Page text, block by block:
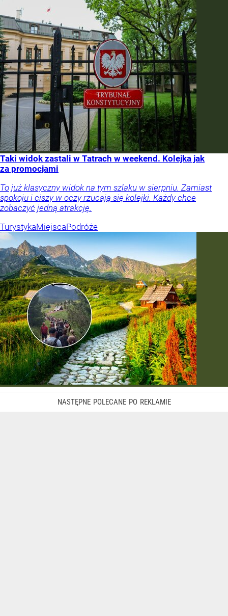
Taki widok zastali w Tatrach w weekend. Kolejka jak
za promocjami
To już klasyczny widok na tym szlaku w sierpniu. Zamiast
spokoju i ciszy w oczy rzucają się kolejki. Każdy chce
zobaczyć jedną atrakcję.
TurystykaMiejscaPodróże